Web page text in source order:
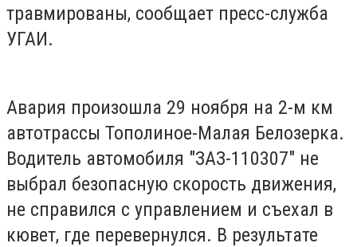
травмированы, сообщает пресс-служба
УГАИ.
Авария произошла 29 ноября на 2-м км
автотрассы Тополиное-Малая Белозерка.
Водитель автомобиля "ЗАЗ-110307" не
выбрал безопасную скорость движения,
не справился с управлением и съехал в
кювет, где перевернулся. В результате